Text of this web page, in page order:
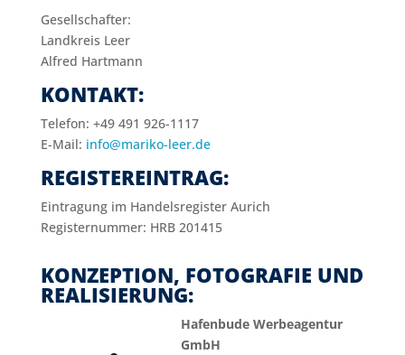
Gesell­schaf­ter:
Land­kreis Leer
Alfred Hart­mann
KONTAKT:
Telefon: +49 491 926-1117
E-Mail: info@mariko-leer.de
REGISTEREINTRAG:
Eintragung im Handelsregister Aurich
Registernummer: HRB 201415
KONZEPTION, FOTOGRAFIE UND
REALISIERUNG:
Hafenbude Werbeagentur
GmbH